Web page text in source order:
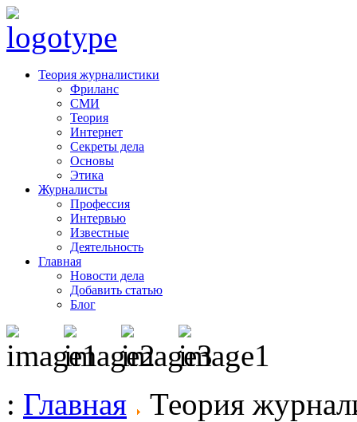
Теория журналистики
Фриланс
СМИ
Теория
Интернет
Секреты дела
Основы
Этика
Журналисты
Профессия
Интервью
Известные
Деятельность
Главная
Новости дела
Добавить статью
Блог
: Главная Теория